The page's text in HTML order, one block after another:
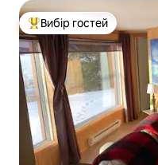
Топ вибір гостей
Вибір гостей